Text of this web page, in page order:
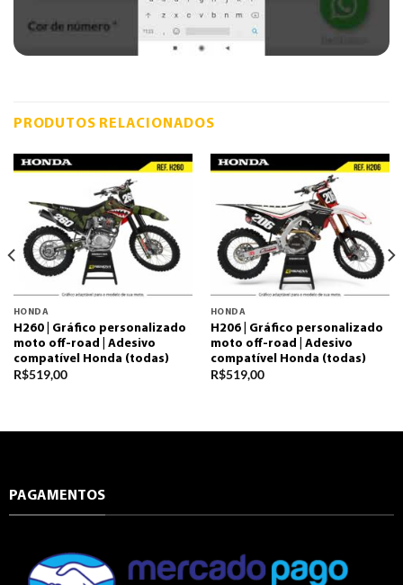
PRODUTOS RELACIONADOS
HONDA
H260 | Gráfico personalizado
moto off-road | Adesivo
compatível Honda (todas)
R$519,00
HONDA
H206 | Gráfico personalizado
moto off-road | Adesivo
compatível Honda (todas)
R$519,00
PAGAMENTOS